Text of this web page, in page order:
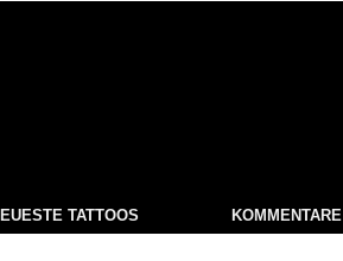
TATTOOS KOMMENTARE